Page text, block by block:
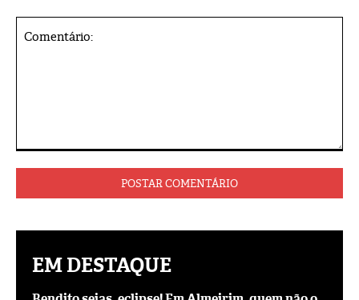
EM DESTAQUE